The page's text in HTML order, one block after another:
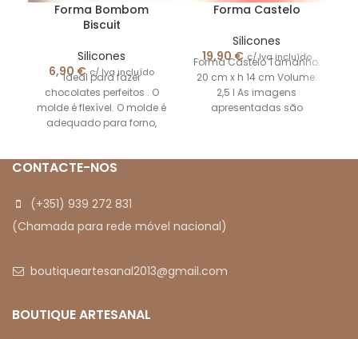
Forma Bombom
Biscuit
Silicones
6,90 € c/ Iva incluído
Ideal para fazer
chocolates perfeitos . O
molde é flexível. O molde é
adequado para forno,
Forma Castelo
Silicones
19,90€ c/ Iva incluído
Forma Castelo Tamanho:
20 cm x h 14 cm Volume:
2,5 l As imagens
apresentadas são
CONTACTE-NOS
(+351) 939 272 831
(Chamada para rede móvel nacional)
boutiqueartesanal2013@gmail.com
BOUTIQUE ARTESANAL